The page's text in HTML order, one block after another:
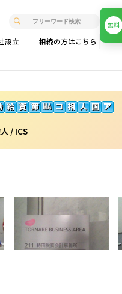
設立 相続の方はこちら
無料
/ ICS